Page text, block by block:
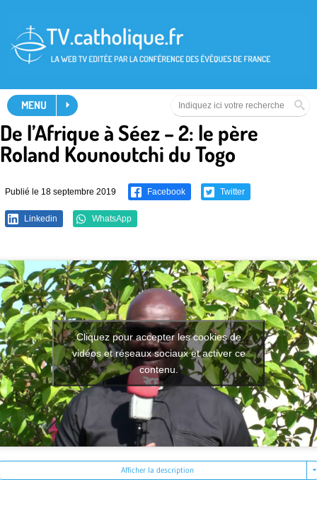
MENU
De l’Afrique à Séez – 2: le père
Roland Kounoutchi du Togo
Publié le 18 septembre 2019 Facebook Twitter
Linkedin WhatsApp
Cliquez pour accepter les cookies de
vidéos et réseaux sociaux et activer ce
contenu.
Afficher la description